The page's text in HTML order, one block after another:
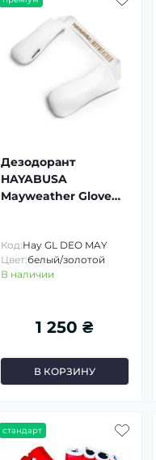
Дезодорант
HAYABUSA
Mayweather Glove
Код:Hay GL DEO MAY
Цвет:белый/золотой
В наличии
1 250 ₴
В КОРЗИНУ
стандарт